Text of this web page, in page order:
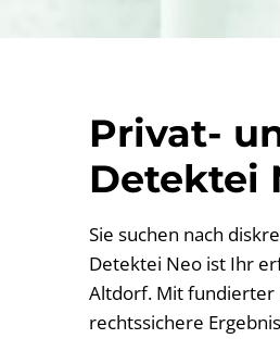
Privat-
Detektei
Sie suchen nach
Detektei Neo ist Ihr
Altdorf. Mit fundierter
rechtssichere